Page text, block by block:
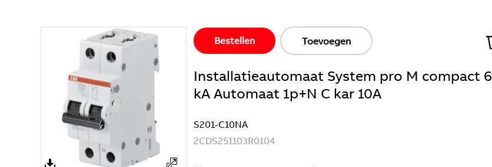
Bestellen Toevoegen
Installatieautomaat System pro M compact 6
kA Automaat 1p+N C kar 10A
S201-C10NA
2CDS251103R0104